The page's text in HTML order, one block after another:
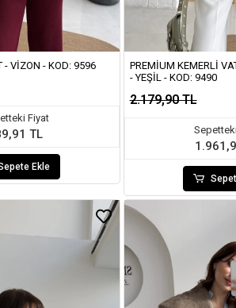
- VIZON - KOD: 9596
Fiyat
TL
Ekle
PREMIUM KEMERLI
- YEŞIL - KOD: 9490
2.179,90 TL